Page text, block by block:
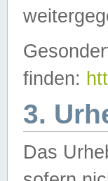
finden:
3.
Das